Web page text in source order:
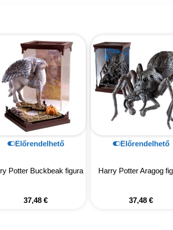
Előrendelhető
Potter Buckbeak figura
37,48 €
Előrendelhető
Harry Potter Aragog
37,48 €